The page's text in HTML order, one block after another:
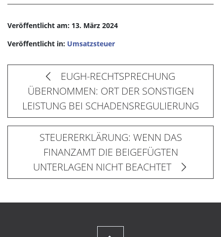
Veröffentlicht am: 13. März 2024
Veröffentlicht in: Umsatzsteuer
EUGH-RECHTSPRECHUNG
ÜBERNOMMEN: ORT DER SONSTIGEN
LEISTUNG BEI SCHADENSREGULIERUNG
STEUERERKLÄRUNG: WENN DAS
FINANZAMT DIE BEIGEFÜGTEN
UNTERLAGEN NICHT BEACHTET